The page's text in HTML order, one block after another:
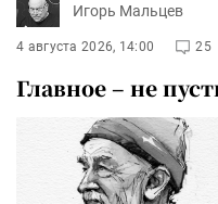
Игорь Мальцев
4 августа 2026, 14:00 25
Главное – не